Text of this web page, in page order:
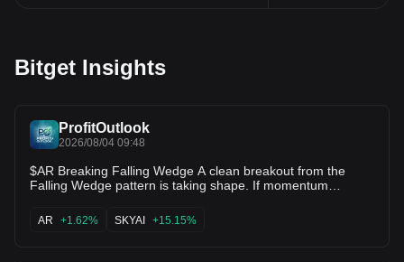
Bitget Insights
ProfitOutlook
2026/08/04 09:48
$AR Breaking Falling Wedge A clean breakout from the
Falling Wedge pattern is taking shape. If momentum
target, with the potential for even higher levels in the coming
sessions. 👀 Keep this one on your watchlist—price action is
AR +1.62% SKYAI +15.15%